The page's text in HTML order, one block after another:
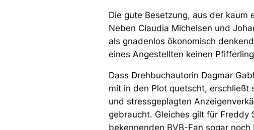
Die gute Besetzung, aus der kaum
Neben Claudia Michelsen und
als gnadenlos ökonomisch
eines Angestellten keinen
Dass Drehbuchautorin Dagmar
mit in den Plot quetscht,
und stressgeplagten
gebraucht. Gleiches gilt für Freddy
bekennenden BVB-Fan sogar